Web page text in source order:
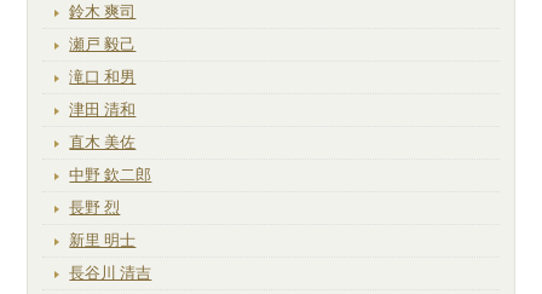
鈴木 爽司
瀬戸 毅己
滝口 和男
津田 清和
直木 美佐
中野 欽二郎
長野 烈
新里 明士
長谷川 清吉